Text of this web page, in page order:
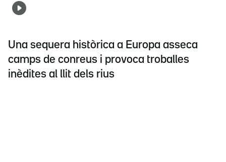
Una sequera històrica a Europa asseca
camps de conreus i provoca troballes
inèdites al llit dels rius